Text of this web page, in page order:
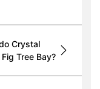
Crystal
Tree Bay?